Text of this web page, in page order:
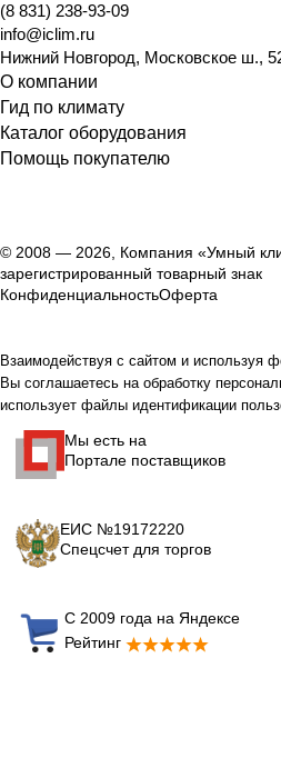
(8 831) 238-93-09
info@iclim.ru
Нижний Новгород, Московское ш.,
О компании
Гид по климату
Каталог оборудования
Помощь покупателю
© 2008 — 2026, Компания «Умный
зарегистрированный товарный знак
КонфиденциальностьОферта
Взаимодействуя с сайтом и используя
Вы соглашаетесь на обработку
использует файлы идентификации
Мы есть на
Портале поставщиков
ЕИС №19172220
Спецсчет для торгов
С 2009 года на Яндексе
Рейтинг